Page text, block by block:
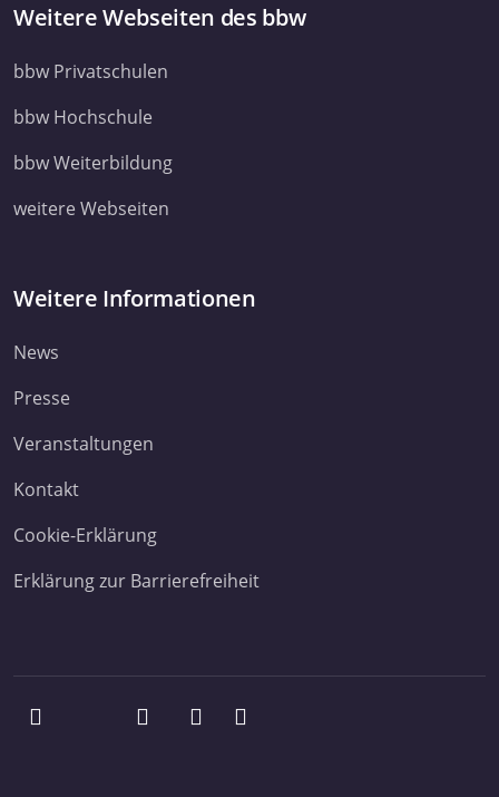
Weitere Webseiten des bbw
bbw Privatschulen
bbw Hochschule
bbw Weiterbildung
weitere Webseiten
Weitere Informationen
News
Presse
Veranstaltungen
Kontakt
Cookie-Erklärung
Erklärung zur Barrierefreiheit